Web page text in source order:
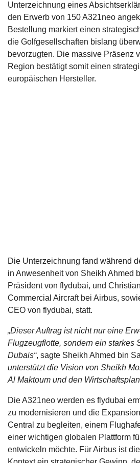
Unterzeichnung eines
den Erwerb von 150 A321neo
Bestellung markiert einen
die Golfgesellschaften bislang
bevorzugten. Die massive Präsenz
Region bestätigt somit einen
europäischen Hersteller.
Die Unterzeichnung fand während
in Anwesenheit von Sheikh Ahmed
Präsident von flydubai, und
Commercial Aircraft bei Airbus,
CEO von flydubai, statt.
„Dieser Auftrag ist nicht nur eine
Flugzeugflotte, sondern ein starkes
Dubais“, sagte Sheikh Ahmed bin
unterstützt die Vision von Sheikh
Al Maktoum und den
Die A321neo werden es flydubai
zu modernisieren und die
Central zu begleiten, einem
einer wichtigen globalen Plattform
entwickeln möchte. Für Airbus ist